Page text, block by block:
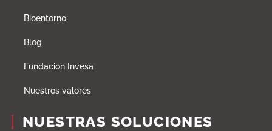
Bioentorno
Blog
Fundación Invesa
Nuestros valores
NUESTRAS SOLUCIONES